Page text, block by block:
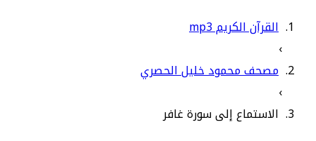
القرآن الكريم mp3
›
مصحف محمود خليل الحصري
›
الاستماع إلى سورة غافر